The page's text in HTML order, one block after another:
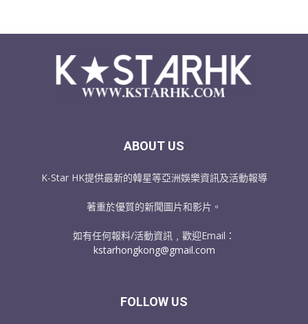
ABOUT US
K-Star HK提供最新的韓星等亞洲娛樂資訊及活動報導
著重於優質的新聞圖片和影片。
如有任何報料/活動資訊﹐歡迎Email：
kstarhongkong@gmail.com
FOLLOW US